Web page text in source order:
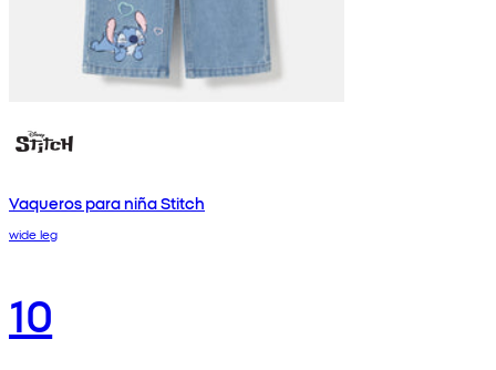
Vaqueros para niña Stitch
wide leg
10